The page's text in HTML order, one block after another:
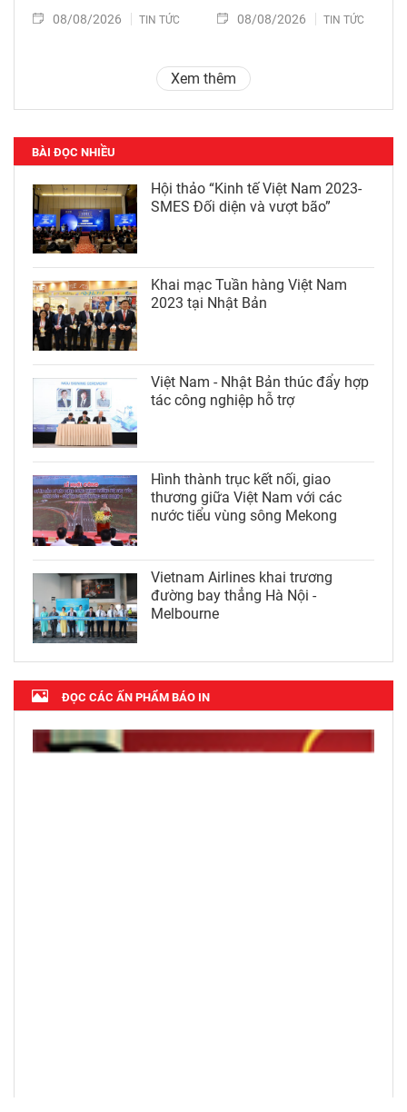
08/08/2026 TIN TỨC 08/08/2026 TIN TỨC
Xem thêm
BÀI ĐỌC NHIỀU
Hội thảo “Kinh tế Việt Nam 2023-
SMES Đối diện và vượt bão”
Khai mạc Tuần hàng Việt Nam
2023 tại Nhật Bản
Việt Nam - Nhật Bản thúc đẩy hợp
tác công nghiệp hỗ trợ
Hình thành trục kết nối, giao
thương giữa Việt Nam với các
nước tiểu vùng sông Mekong
Vietnam Airlines khai trương
đường bay thẳng Hà Nội -
Melbourne
ĐỌC CÁC ẤN PHẨM BÁO IN